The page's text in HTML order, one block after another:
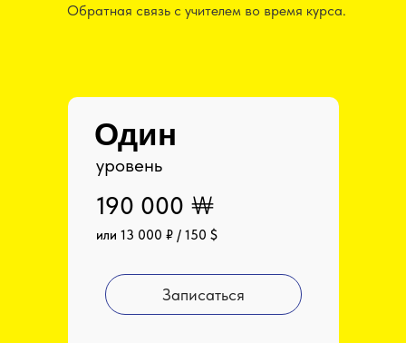
Обратная связь с учителем во время курса.
Записаться
Один
190 000 ￦
или 13 000 ₽ / 150 $
уровень